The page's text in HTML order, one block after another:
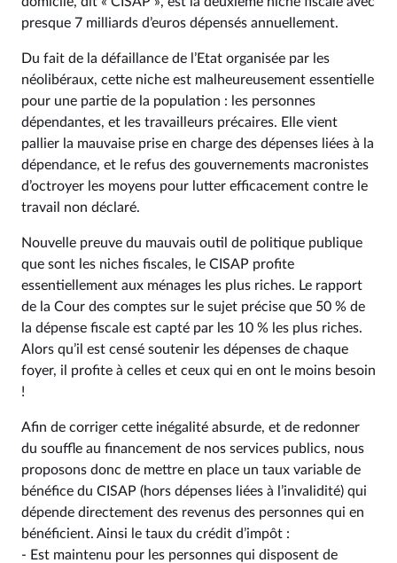
presque 7 milliards d’euros dépensés annuellement.
Du fait de la défaillance de l’Etat organisée par les
néolibéraux, cette niche est malheureusement essentielle
pour une partie de la population : les personnes
dépendantes, et les travailleurs précaires. Elle vient
pallier la mauvaise prise en charge des dépenses liées à la
dépendance, et le refus des gouvernements macronistes
d’octroyer les moyens pour lutter efficacement contre le
travail non déclaré.
Nouvelle preuve du mauvais outil de politique publique
que sont les niches fiscales, le CISAP profite
essentiellement aux ménages les plus riches. Le rapport
de la Cour des comptes sur le sujet précise que 50 % de
la dépense fiscale est capté par les 10 % les plus riches.
Alors qu’il est censé soutenir les dépenses de chaque
foyer, il profite à celles et ceux qui en ont le moins besoin
!
Afin de corriger cette inégalité absurde, et de redonner
du souffle au financement de nos services publics, nous
proposons donc de mettre en place un taux variable de
bénéfice du CISAP (hors dépenses liées à l’invalidité) qui
dépende directement des revenus des personnes qui en
bénéficient. Ainsi le taux du crédit d’impôt :
- Est maintenu pour les personnes qui disposent de